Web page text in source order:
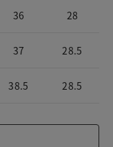
36 28
37 28.5
38.5 28.5